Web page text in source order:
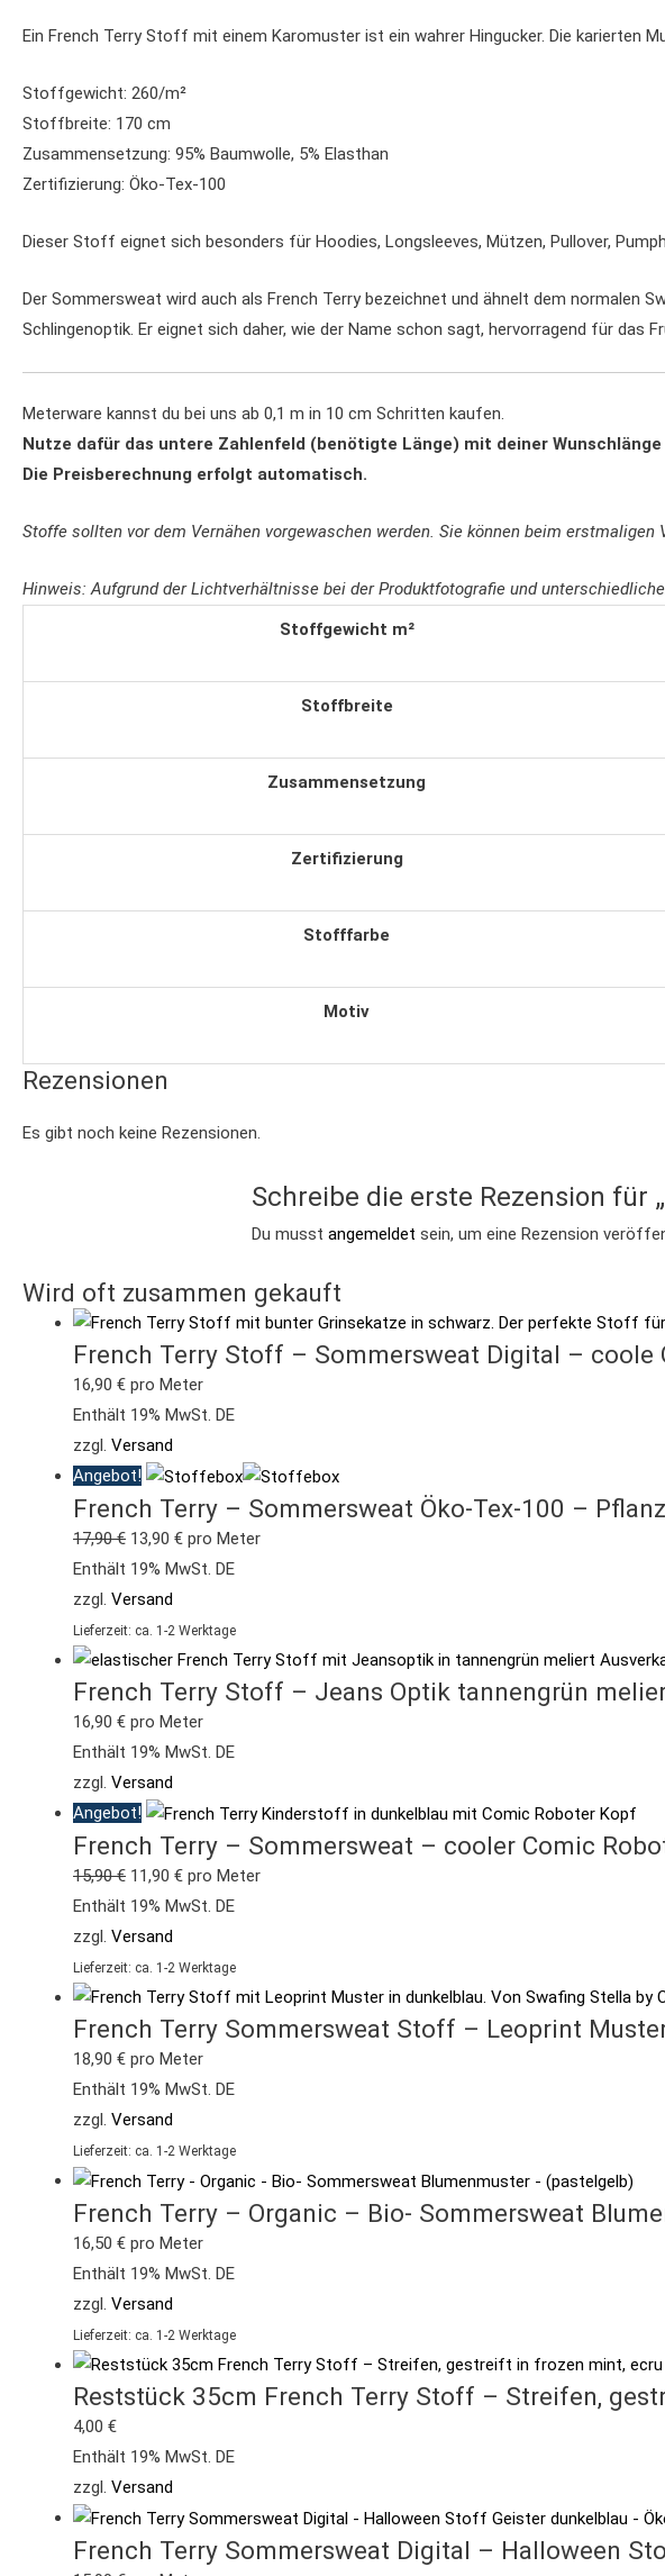
Ein French Terry Stoff mit einem Karomuster ist ein wahrer Hingucker. Die karierten
Stoffgewicht: 260/m²
Stoffbreite: 170 cm
Zusammensetzung: 95% Baumwolle, 5% Elasthan
Zertifizierung: Öko-Tex-100
Dieser Stoff eignet sich besonders für Hoodies, Longsleeves, Mützen, Pullover,
Der Sommersweat wird auch als French Terry bezeichnet und ähnelt dem normalen
Schlingenoptik. Er eignet sich daher, wie der Name schon sagt, hervorragend für das
Meterware kannst du bei uns ab 0,1 m in 10 cm Schritten kaufen.
Nutze dafür das untere Zahlenfeld (benötigte Länge) mit deiner Wunschlänge
Die Preisberechnung erfolgt automatisch.
Stoffe sollten vor dem Vernähen vorgewaschen werden. Sie können beim erstmaligen
Hinweis: Aufgrund der Lichtverhältnisse bei der Produktfotografie und
Stoffgewicht m²
Stoffbreite
Zusammensetzung
Zertifizierung
Stofffarbe
Motiv
Rezensionen
Es gibt noch keine Rezensionen.
Schreibe die erste Rezension für
Du musst angemeldet sein, um eine Rezension
Wird oft zusammen gekauft
French Terry Stoff – Sommersweat Digital – coole
16,90 € pro Meter
Enthält 19% MwSt. DE
zzgl. Versand
Angebot!
French Terry – Sommersweat Öko-Tex-100 –
17,90€ 13,90 € pro Meter
Enthält 19% MwSt. DE
zzgl. Versand
Lieferzeit: ca. 1-2 Werktage
French Terry Stoff – Jeans Optik tannengrün
16,90 € pro Meter
Enthält 19% MwSt. DE
zzgl. Versand
Angebot!
French Terry – Sommersweat – cooler Comic
15,90€ 11,90 € pro Meter
Enthält 19% MwSt. DE
zzgl. Versand
Lieferzeit: ca. 1-2 Werktage
French Terry Sommersweat Stoff – Leoprint
18,90 € pro Meter
Enthält 19% MwSt. DE
zzgl. Versand
Lieferzeit: ca. 1-2 Werktage
French Terry – Organic – Bio- Sommersweat
16,50 € pro Meter
Enthält 19% MwSt. DE
zzgl. Versand
Lieferzeit: ca. 1-2 Werktage
Reststück 35cm French Terry Stoff – Streifen,
4,00 €
Enthält 19% MwSt. DE
zzgl. Versand
French Terry Sommersweat Digital – Halloween